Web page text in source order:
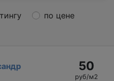
по цене
50
руб/м2